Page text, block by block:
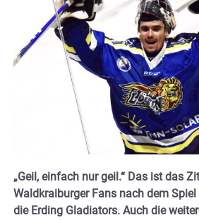
„Geil, einfach nur geil.“ Das ist das
Waldkraiburger Fans nach dem Spiel
die Erding Gladiators. Auch die